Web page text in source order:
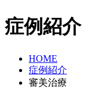
症例紹介
HOME
症例紹介
審美治療